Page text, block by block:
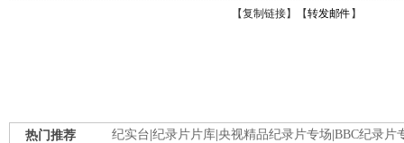
【复制链接】【转发邮件 】
纪实台 纪录片片库 央视精品纪录片专场 BBC纪录片
热门推荐